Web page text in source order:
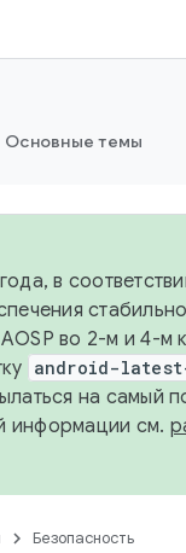
Основные темы
в
во 2-м и 4-м
android-
на самый
информации см.
Безопасность